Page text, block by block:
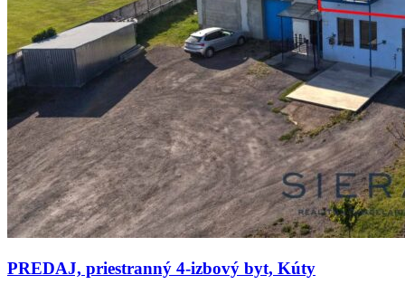
PREDAJ, priestranný 4-izbový byt, Kúty